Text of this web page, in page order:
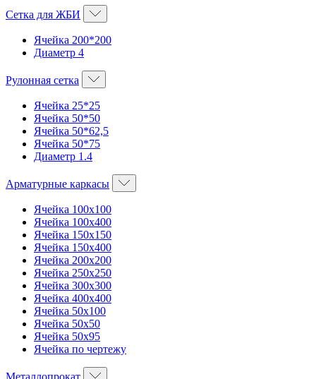
Сетка для ЖБИ
Ячейка 200*200
Диаметр 4
Рулонная сетка
Ячейка 25*25
Ячейка 50*50
Ячейка 50*62,5
Ячейка 50*75
Диаметр 1.4
Арматурные каркасы
Ячейка 100х100
Ячейка 100х400
Ячейка 150х150
Ячейка 150х400
Ячейка 200х200
Ячейка 250х250
Ячейка 300х300
Ячейка 400х400
Ячейка 50х100
Ячейка 50х50
Ячейка 50х95
Ячейка по чертежу
Металлопрокат